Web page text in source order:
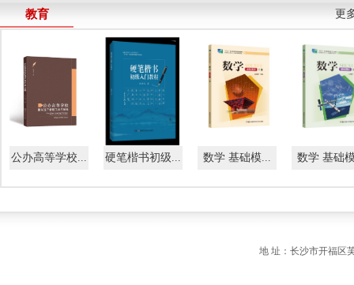
教育 更
公办高等学校... 硬笔楷书初级... 数学 基础模... 数学 基础
地 址：长沙市开福区